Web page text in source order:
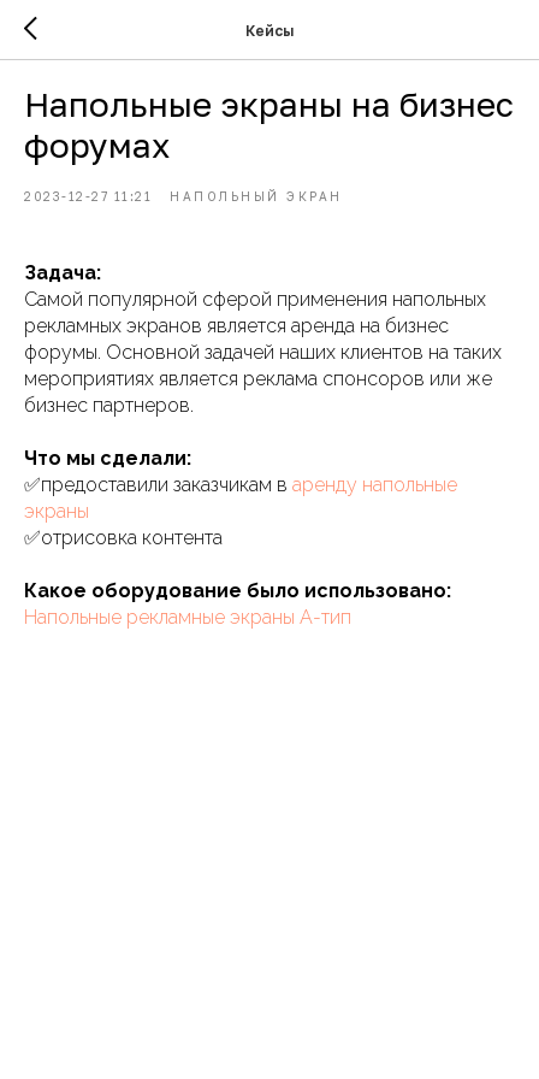
Кейсы
Напольные экраны на бизнес
форумах
2023-12-27 11:21 НАПОЛЬНЫЙ ЭКРАН
Задача:
Самой популярной сферой применения напольных
рекламных экранов является аренда на бизнес
форумы. Основной задачей наших клиентов на таких
мероприятиях является реклама спонсоров или же
бизнес партнеров.
Что мы сделали:
✅предоставили заказчикам в аренду напольные
экраны
✅отрисовка контента
Какое оборудование было использовано:
Напольные рекламные экраны А-тип